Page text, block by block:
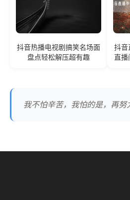
抖音热播电视剧搞笑名场面
盘点轻松解压超有趣
抖音
直播
我不怕辛苦，我怕的是，再努